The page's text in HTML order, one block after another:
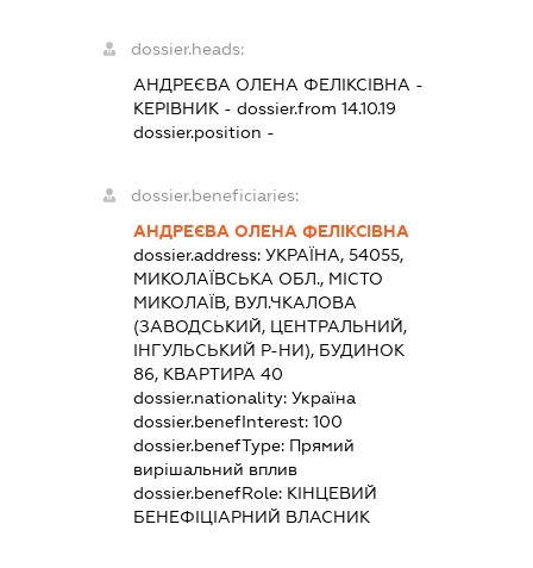
dossier.heads:
АНДРЕЄВА ОЛЕНА ФЕЛІКСІВНА -
КЕРІВНИК - dossier.from 14.10.19
dossier.position -
dossier.beneficiaries:
АНДРЕЄВА ОЛЕНА ФЕЛІКСІВНА
dossier.address: УКРАЇНА, 54055,
МИКОЛАЇВСЬКА ОБЛ., МІСТО
МИКОЛАЇВ, ВУЛ.ЧКАЛОВА
(ЗАВОДСЬКИЙ, ЦЕНТРАЛЬНИЙ,
ІНГУЛЬСЬКИЙ Р-НИ), БУДИНОК
86, КВАРТИРА 40
dossier.nationality: Україна
dossier.benefInterest: 100
dossier.benefType: Прямий
вирішальний вплив
dossier.benefRole: КІНЦЕВИЙ
БЕНЕФІЦІАРНИЙ ВЛАСНИК